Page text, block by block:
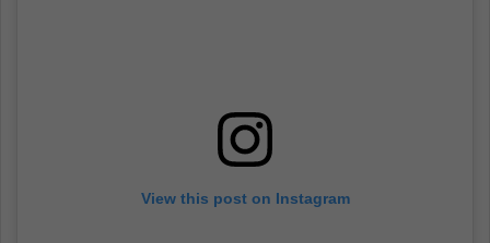
View this post on Instagram